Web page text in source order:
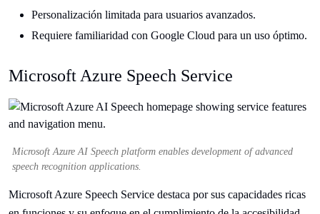
Personalización limitada para usuarios avanzados.
Requiere familiaridad con Google Cloud para un uso óptimo.
Microsoft Azure Speech Service
Microsoft Azure AI Speech platform enables development of advanced
speech recognition applications.
Microsoft Azure Speech Service destaca por sus capacidades ricas